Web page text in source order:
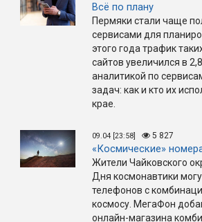
Всё по плану
Пермяки стали чаще
сервисами для
этого года трафик
сайтов увеличился в
аналитикой по
задач: как и кто их
крае.
09.04 [23:58] 5 827
«Космические»
Жители Чайковского
Дня космонавтики
телефонов с
космосу. МегаФон
онлайн-магазина